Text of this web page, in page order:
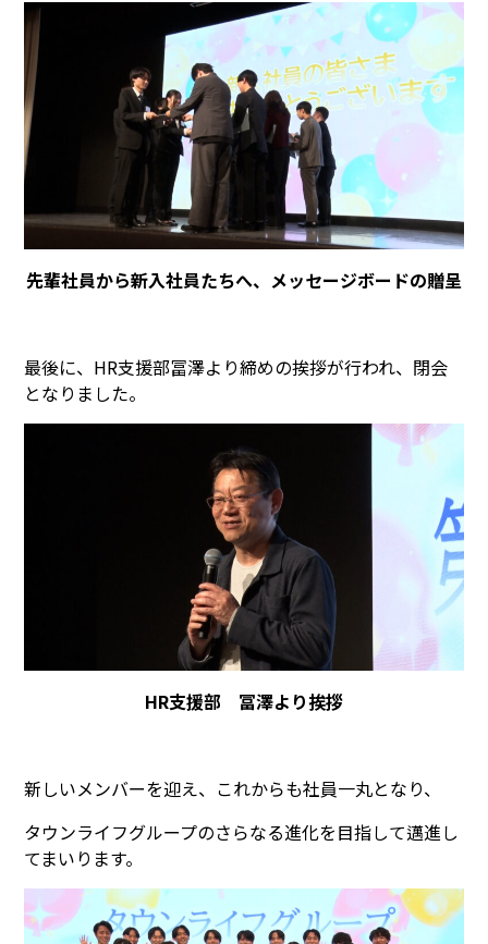
先輩社員から新入社員たちへ、メッセージボードの贈呈
最後に、HR支援部冨澤より締めの挨拶が行われ、閉会
となりました。
HR支援部 冨澤より挨拶
新しいメンバーを迎え、これからも社員⼀丸となり、
タウンライフグループのさらなる進化を目指して邁進し
てまいります。